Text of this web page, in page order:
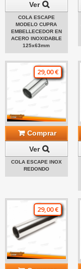
Ver
COLA ESCAPE
MODELO CUPRA
EMBELLECEDOR EN
ACERO INOXIDABLE
125x63mm
29,00 €
Comprar
Ver
COLA ESCAPE INOX
REDONDO
29,00 €